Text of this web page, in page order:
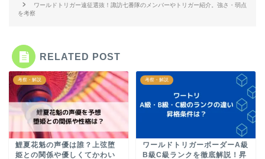
ワールドトリガー遠征選抜！諏訪七番隊のメンバーやトリガー紹介。強さ・弱点
を考察
RELATED POST
考察・解説
鯉夏花魁の声優は誰？上弦堕
姫との関係や優しくてかわい
考察・解説
ワールドトリガーボーダーA級
B級C級ランクを徹底解説！昇